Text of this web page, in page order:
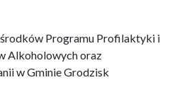
Programu Profilaktyki i
Alkoholowych oraz
w Gminie Grodzisk